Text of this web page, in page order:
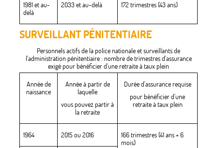
1981 et au-
delà
2033 et au-delà 172 trimestres (43 ans)
SURVEILLANT PÉNITENTIAIRE
Personnels actifs de la police nationale et surveillants de
l'administration pénitentiaire : nombre de trimestres d'assurance
exigé pour bénéficier d'une retraite à taux plein
Année de
naissance
Année à partir de
laquelle
vous pouvez partir à
la retraite
Durée d'assurance requise
pour bénéficier d'une
retraite à taux plein
1964 2015 ou 2016
166 trimestres (41 ans + 6
mois)